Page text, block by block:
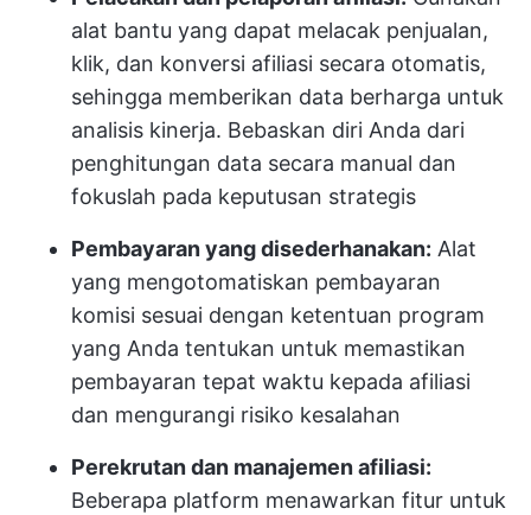
alat bantu yang dapat melacak penjualan,
klik, dan konversi afiliasi secara otomatis,
sehingga memberikan data berharga untuk
analisis kinerja. Bebaskan diri Anda dari
penghitungan data secara manual dan
fokuslah pada keputusan strategis
Pembayaran yang disederhanakan: Alat
yang mengotomatiskan pembayaran
komisi sesuai dengan ketentuan program
yang Anda tentukan untuk memastikan
pembayaran tepat waktu kepada afiliasi
dan mengurangi risiko kesalahan
Perekrutan dan manajemen afiliasi:
Beberapa platform menawarkan fitur untuk